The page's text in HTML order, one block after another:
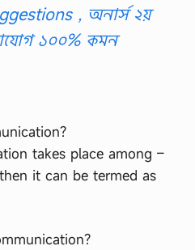
, অনার্স ২য়
১০০% কমন
takes place among –
it can be termed as